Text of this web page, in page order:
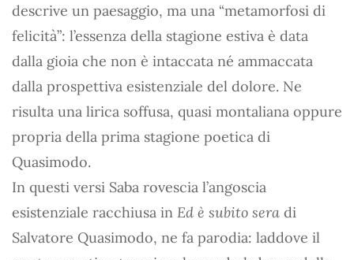
descrive un paesaggio, ma una “metamorfosi di
felicità”: l’essenza della stagione estiva è data
dalla gioia che non è intaccata né ammaccata
dalla prospettiva esistenziale del dolore. Ne
risulta una lirica soffusa, quasi montaliana oppure
propria della prima stagione poetica di
Quasimodo.
In questi versi Saba rovescia l’angoscia
esistenziale racchiusa in Ed è subito sera di
Salvatore Quasimodo, ne fa parodia: laddove il